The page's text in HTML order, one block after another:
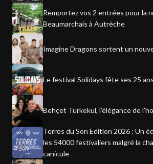
Remportez vos 2 entrées pour la
Beaumarchais à Autrèche
Imagine Dragons sortent un
Le festival Solidays fête ses 25
Behçet Türkekul, l’élégance de
Terres du Son Edition 2026 : Un
les 54000 festivaliers malgré la
canicule